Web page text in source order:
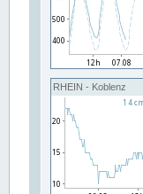
RHEIN - Koblenz